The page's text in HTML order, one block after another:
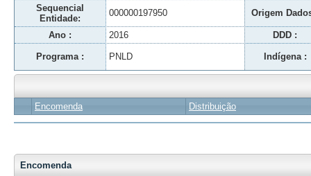
Sequencial
Entidade:
000000197950 Origem
Ano : 2016 DDD :
Programa : PNLD Indígena :
Encomenda Distribuição
Encomenda